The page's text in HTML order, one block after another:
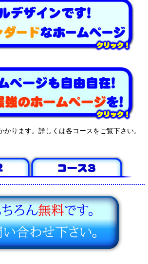
ります。詳しくは各コースをご覧下さい。